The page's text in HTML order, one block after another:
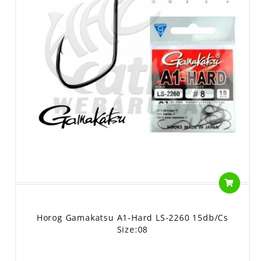
Horog Gamakatsu A1-Hard LS-2260 15db/cs
Size:08